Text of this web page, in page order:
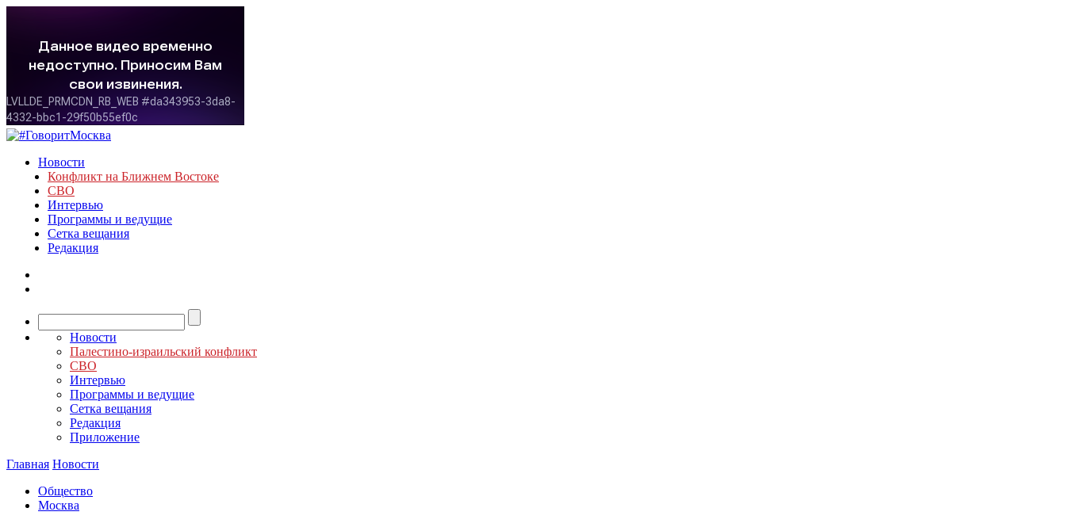
Новости
Конфликт на Ближнем Востоке
СВО
Интервью
Программы и ведущие
Сетка вещания
Редакция
Новости
Палестино-израильский конфликт
СВО
Интервью
Программы и ведущие
Сетка вещания
Редакция
Приложение
Главная Новости
Общество
Москва